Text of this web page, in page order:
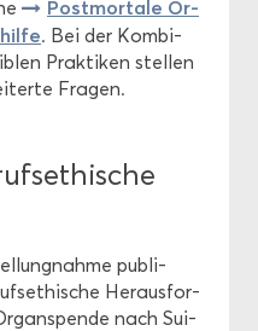
Post­mor­ta­le Or­
. Bei der Kom­bi­
Prak­ti­ken stel­len
Fra­gen.
pu­bli­
Her­aus­for­
nach Sui­